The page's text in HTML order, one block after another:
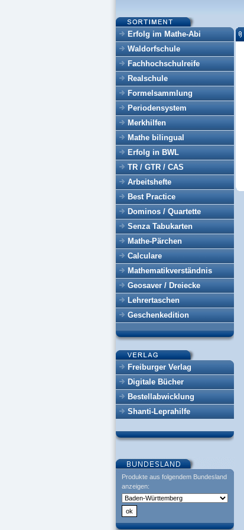
Erfolg im Mathe-Abi
Waldorfschule
Fachhochschulreife
Realschule
Formelsammlung
Periodensystem
Merkhilfen
Mathe bilingual
Erfolg in BWL
TR / GTR / CAS
Arbeitshefte
Best Practice
Dominos / Quartette
Senza Tabukarten
Mathe-Pärchen
Calculare
Mathematikverständnis
Geosaver / Dreiecke
Lehrertaschen
Geschenkedition
Freiburger Verlag
Digitale Bücher
Bestellabwicklung
Shanti-Leprahilfe
Produkte aus folgendem Bundesland
anzeigen: